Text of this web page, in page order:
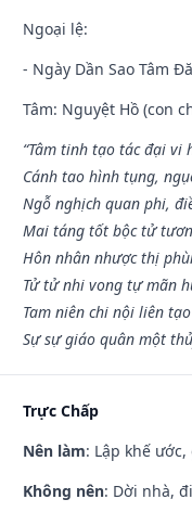
Ngoại lệ:
- Ngày Dần Sao Tâm
Tâm: Nguyệt Hồ (con
“Tâm tinh tạo tác đại vi
Cánh tao hình tụng,
Ngỗ nghịch quan phi,
Mai táng tốt bộc tử
Hôn nhân nhược thị
Tử tử nhi vong tự mãn
Tam niên chi nội liên
Sự sự giáo quân một
Trực Chấp
Nên làm: Lập khế
Không nên: Dời nhà,